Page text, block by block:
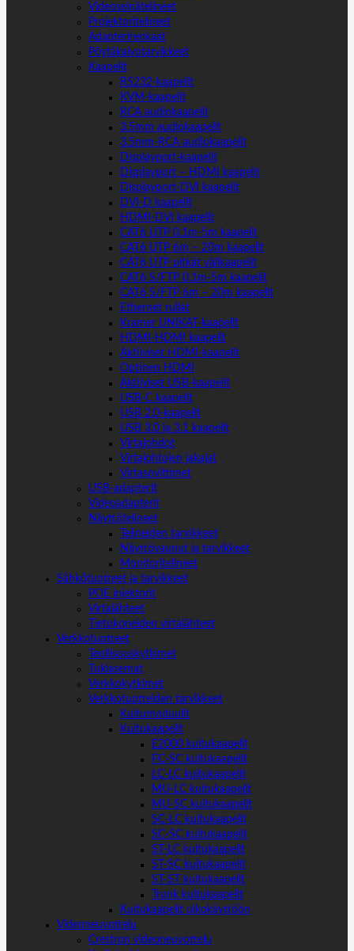
Videoseinätelineet
Projektoritelineet
Adapterirenkaat
Pöytäkaivotarvikkeet
Kaapelit
RS232-kaapelit
KVM-kaapelit
RCA audiokaapelit
3.5mm audiokaapelit
3.5mm-RCA audiokaapelit
Displayport-kaapelit
Displayport – HDMI kaapelit
Displayport-DVI kaapelit
DVI-D kaapelit
HDMI-DVI kaapelit
CAT6 UTP 0.1m-5m kaapelit
CAT6 UTP 6m – 20m kaapelit
CAT6 UTP pitkät välikaapelit
CAT6 S/FTP 0.1m-5m kaapelit
CAT6 S/FTP 6m – 20m kaapelit
Ethernet rullat
Kramer UNIKAT-kaapelit
HDMI-HDMI kaapelit
Aktiiviset HDMI-kaapelit
Optinen HDMI
Aktiiviset USB-kaapelit
USB-C kaapelit
USB 2.0-kaapelit
USB 3.0 ja 3.1 kaapelit
Virtajohdot
Virtajohtojen jakajat
Virtasovittimet
USB-adapterit
Videoadapterit
Näyttötelineet
Telineiden tarvikkeet
Näyttövaunut ja tarvikkeet
Monitoritelineet
Sähkötuotteet ja tarvikkeet
POE injektorit
Virtalähteet
Tietokoneiden virtalähteet
Verkkotuotteet
Teollisuuskytkimet
Tukiasemat
Verkkokytkimet
Verkkotuotteiden tarvikkeet
Kuitumoduulit
Kuitukaapelit
E2000 kuitukaapelit
FC-SC kuitukaapelit
LC-LC kuitukaapelit
MU-LC kuitukaapelit
MU-SC kuitukaapelit
SC-LC kuitukaapelit
SC-SC kuitukaapelit
ST-LC kuitukaapelit
ST-SC kuitukaapelit
ST-ST kuitukaapelit
Trunk kuitukaapelit
Kuitukaapelit ulkokäyttöön
Videoneuvottelu
Crestron videoneuvottelu